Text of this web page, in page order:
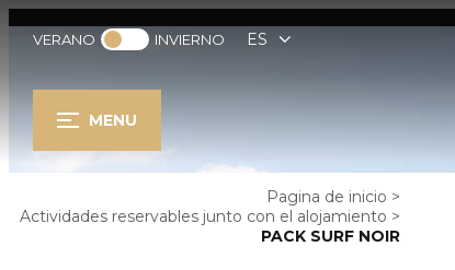
VERANO INVIERNO ES
MENU
Pagina de inicio >
Actividades reservables junto con el alojamiento >
PACK SURF NOIR